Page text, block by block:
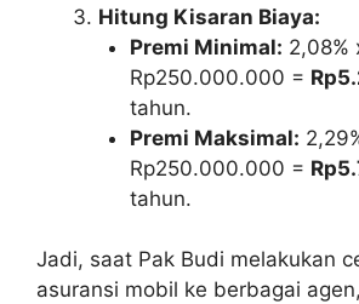
Hitung Kisaran Biaya:
Premi Minimal: 2,08%
Rp250.000.000 =
tahun.
Premi Maksimal:
Rp250.000.000 =
tahun.
Jadi, saat Pak Budi melakukan
asuransi mobil ke berbagai